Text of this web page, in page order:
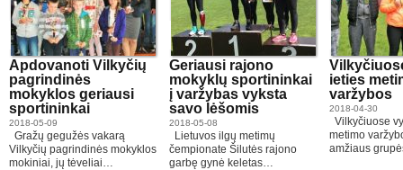
Apdovanoti Vilkyčių
pagrindinės
mokyklos geriausi
sportininkai
2018-05-09
Gražų gegužės vakarą
Vilkyčių pagrindinės mokyklos
mokiniai, jų tėveliai…
Geriausi rajono
mokyklų sportininkai
į varžybas vyksta
savo lėšomis
2018-05-08
Lietuvos ilgų metimų
čempionate Šilutės rajono
garbę gynė keletas…
ieties
varžybos
2018-04-30
Vilkyčiuose
metimo
amžiaus